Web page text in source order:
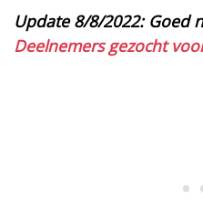
Update 8/8/2022: Goed
Deelnemers gezocht